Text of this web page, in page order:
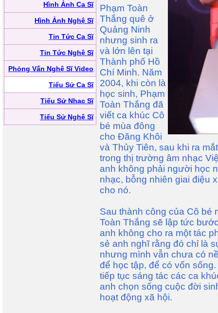
Hình Ảnh Ca Sĩ
Hình Ảnh Nghệ Sĩ
Tin Tức Ca Sĩ
Tin Tức Nghệ Sĩ
Phỏng Vấn Nghệ Sĩ Video
Tiểu Sử Ca Sĩ
Tiểu Sử Nhạc Sĩ
Tiểu Sử Nghệ Sĩ
Phạm Toàn
Thắng quê ở
Quảng Ninh
nhưng sinh ra
và lớn lên tại
Thành phố Hồ
Chí Minh. Năm
2004, khi còn là
học sinh, Phạm
Toàn Thắng đã
viết ca khúc Cô
bé mùa đông
cho Đăng Khôi
và Thủy Tiên, sau khi ra
trong thị trường âm nhạc
anh không phải người học
nhạc, bỗng nhiên giai điệu
cho nó.
Sau thành công của Cô bé
Toàn Thắng sẽ lập tức
anh không cho ra một tác
sẻ anh nghĩ rằng đó chỉ là
nhưng mình vẫn chưa có
để học tập, để có vốn
tiếp tục sáng tác các ca
anh chọn sống cuộc đời
hoạt động xã hội.